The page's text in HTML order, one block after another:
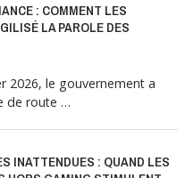
: COMMENT LES
LA PAROLE DES
2026, le gouvernement a
de route …
INATTENDUES : QUAND LES